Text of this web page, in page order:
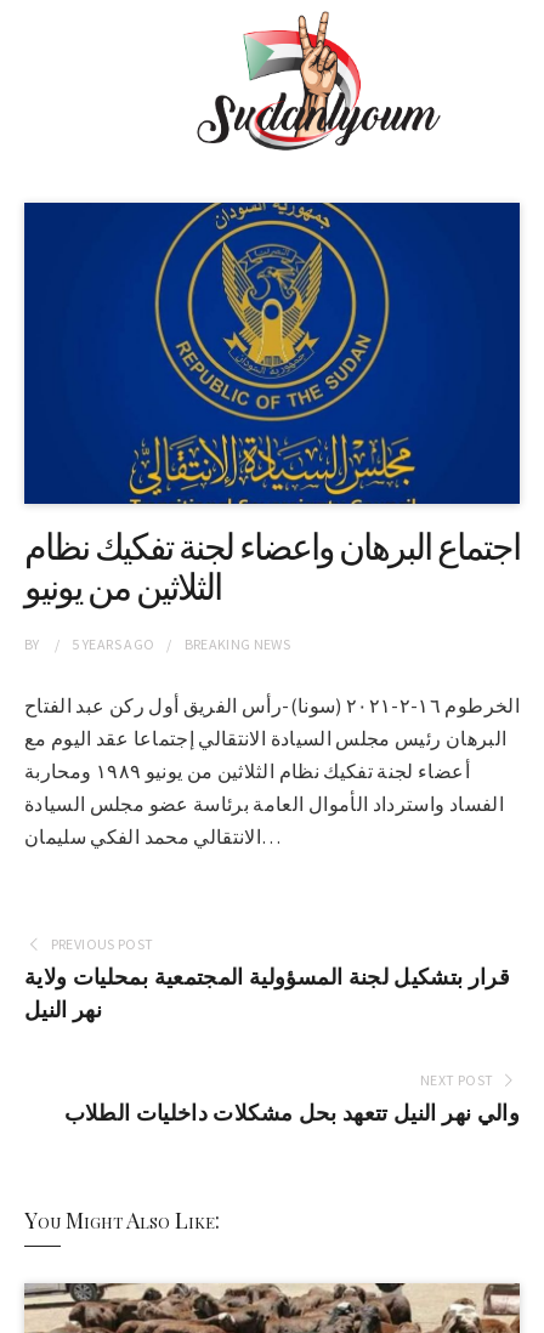
اجتماع البرهان واعضاء لجنة تفكيك نظام
الثلاثين من يونيو
BY 5 YEARSAGO BREAKING NEWS
الخرطوم ١٦-٢-٢٠٢١ (سونا)-رأس الفريق أول ركن عبد الفتاح
البرهان رئيس مجلس السيادة الانتقالي إجتماعا عقد اليوم مع
أعضاء لجنة تفكيك نظام الثلاثين من يونيو ١٩٨٩ ومحاربة
الفساد واسترداد الأموال العامة برئاسة عضو مجلس السيادة
الانتقالي محمد الفكي سليمان…
PREVIOUS POST
قرار بتشكيل لجنة المسؤولية المجتمعية بمحليات ولاية
نهر النيل
NEXT POST
والي نهر النيل تتعهد بحل مشكلات داخليات الطلاب
You Might Also Like: